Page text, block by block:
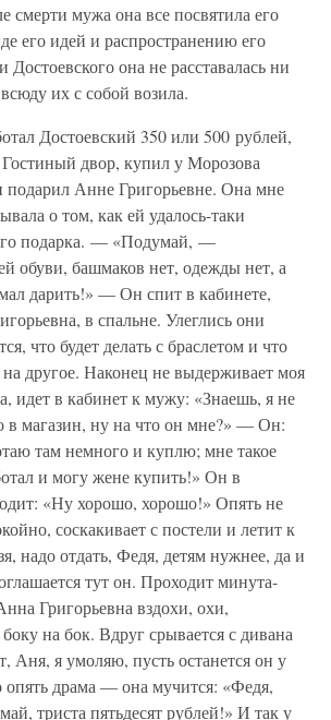
смерти мужа она все посвятила его
его идей и распространению его
она не расставалась ни
их с собой возила.
Достоевский 350 или 500 рублей,
двор, купил у Морозова
подарил Анне Григорьевне. Она мне
о том, как ей удалось-таки
подарка. — «Подумай, —
обуви, башмаков нет, одежды нет, а
дарить!» — Он спит в кабинете,
в спальне. Улеглись они
что будет делать с браслетом и что
другое. Наконец не выдерживает моя
идет в кабинет к мужу: «Знаешь, я не
в магазин, ну на что он мне?» — Он:
там немного и куплю; мне такое
и могу жене купить!» Он в
«Ну хорошо, хорошо!» Опять не
соскакивает с постели и летит к
надо отдать, Федя, детям нужнее, да и
тут он. Проходит минута-
Григорьевна вздохи, охи,
на бок. Вдруг срывается с дивана
Аня, я умоляю, пусть останется он у
опять драма — она мучится: «Федя,
триста пятьдесят рублей!» И так у